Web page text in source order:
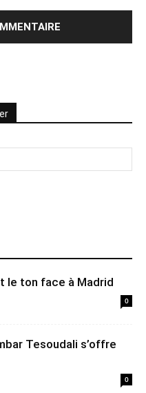
le ton face à Madrid
0
Tesoudali s’offre
0